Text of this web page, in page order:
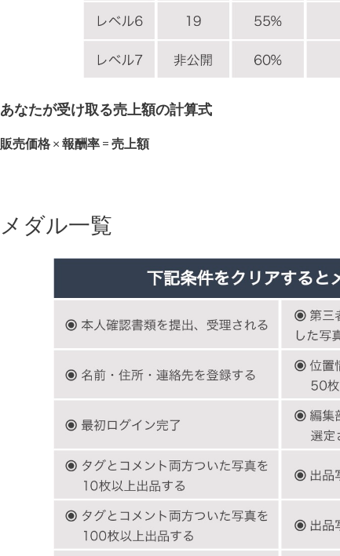
あなたが受け取る売上額の計算式
販売価格 × 報酬率 = 売上額
メダル一覧